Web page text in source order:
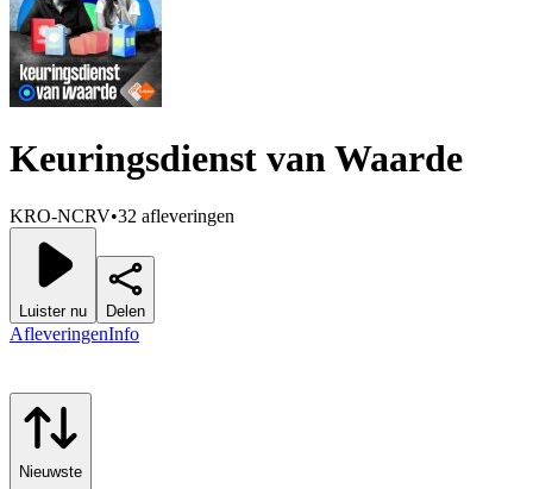
Keuringsdienst van Waarde
KRO-NCRV•32 afleveringen
Luister nu Delen
AfleveringenInfo
Nieuwste